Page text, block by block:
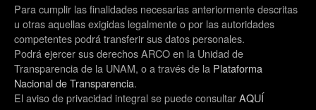
Para cumplir las finalidades necesarias anteriormente descritas
u otras aquellas exigidas legalmente o por las autoridades
competentes podrá transferir sus datos personales.
Podrá ejercer sus derechos ARCO en la Unidad de
Transparencia de la UNAM, o a través de la Plataforma
Nacional de Transparencia.
El aviso de privacidad integral se puede consultarAQUÍ